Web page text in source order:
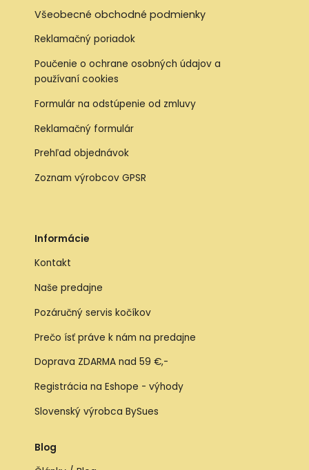
Všeobecné obchodné podmienky
Reklamačný poriadok
Poučenie o ochrane osobných údajov a
používaní cookies
Formulár na odstúpenie od zmluvy
Reklamačný formulár
Prehľad objednávok
Zoznam výrobcov GPSR
Informácie
Kontakt
Naše predajne
Pozáručný servis kočíkov
Prečo ísť práve k nám na predajne
Doprava ZDARMA nad 59 €,-
Registrácia na Eshope - výhody
Slovenský výrobca BySues
Blog